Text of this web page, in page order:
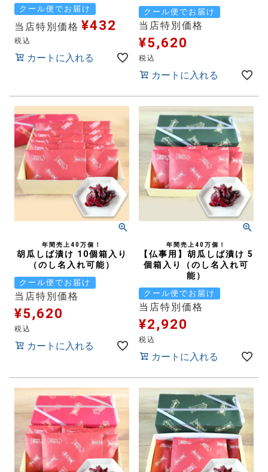
クール便でお届け
当店特別価格 ¥432
税込
カートに入れる
クール便でお届け
当店特別価格
¥5,620
税込
カートに入れる
年間売上40万個！
胡瓜しば漬け 10個箱入り
（のし名入れ可能）
クール便でお届け
当店特別価格
¥5,620
税込
カートに入れる
年間売上40万個！
【仏事用】胡瓜しば漬け 5
個箱入り（のし名入れ可
能）
クール便でお届け
当店特別価格
¥2,920
税込
カートに入れる